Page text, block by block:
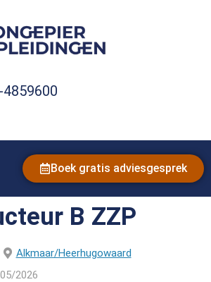
4859600
Boek gratis adviesgesprek
B ZZP
Alkmaar/Heerhugowaard
2026